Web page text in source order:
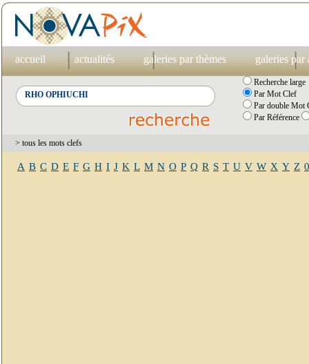
accueil actualités galeries par thèmes galeries par
Recherche large
Par Mot Clef
Par double Mot
Par Référence
> tous les mots clefs
A B C D E F G H I J K L M N O P Q R S T U V W X Y Z 0